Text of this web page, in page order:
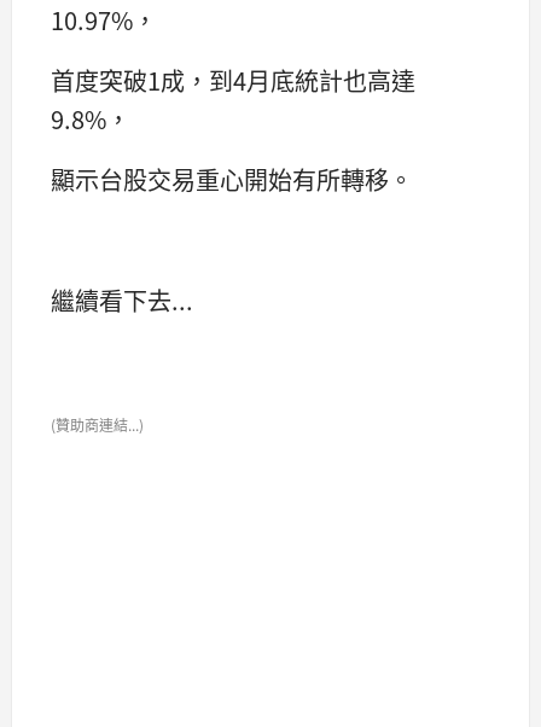
10.97%，
首度突破1成，到4月底統計也高達
9.8%，
顯示台股交易重心開始有所轉移。
繼續看下去...
(贊助商連結...)